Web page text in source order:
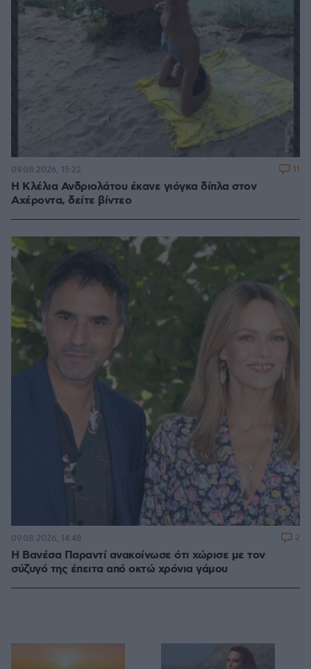
Η Κλέλια Ανδριολάτου έκανε γιόγκα δίπλα στον
Αχέροντα, δείτε βίντεο
09.08.2026, 15:22 11
Η Βανέσα Παραντί ανακοίνωσε ότι χώρισε με τον
σύζυγό της έπειτα από οκτώ χρόνια γάμου
09.08.2026, 14:48 2